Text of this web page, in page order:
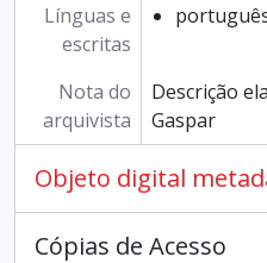
Línguas e
escritas
Nota do
arquivista
Descrição
Gaspar
Objeto digital
Cópias de Acesso